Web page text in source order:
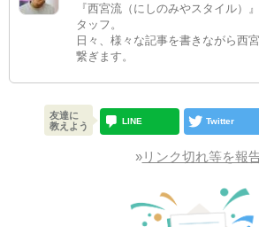
『西宮流（にしのみやスタイル）
タッフ。
日々、様々な記事を書きながら西
繋ぎます。
友達に
教えよう
LINE Twitter
»リンク切れ等を報